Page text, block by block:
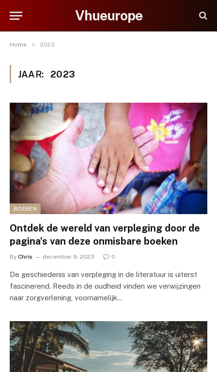
Vhueurope
Home » 2023
JAAR: 2023
BOEKEN
Ontdek de wereld van verpleging door de
pagina’s van deze onmisbare boeken
By Chris december 9, 2023 0
De geschiedenis van verpleging in de literatuur is uiterst
fascinerend. Reeds in de oudheid vinden we verwijzingen
naar zorgverlening, voornamelijk…